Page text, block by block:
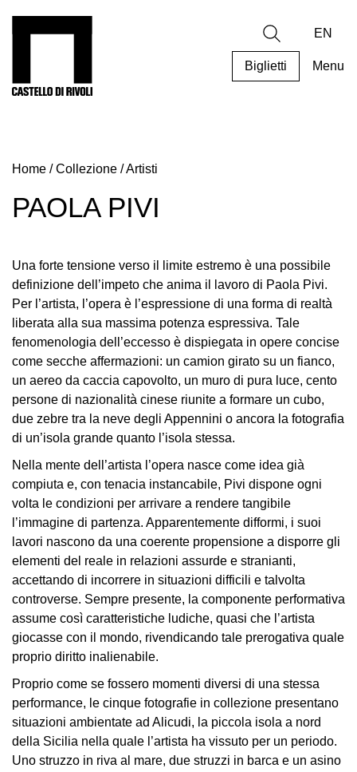
Ricerca EN
Biglietti Menu
Eventi
Archivi
del
Cosmo
Digitale
Collezione
Accessibilità
Educazione
News
Dipartimento
Formazione
Ricerca
Famiglie
Scuole
Visite
guidate
Progetto
School
Progetti
Speciali
Ricerca
Home /Collezione /Artisti
PAOLA PIVI
Una forte tensione verso il limite estremo è una possibile
definizione dell’impeto che anima il lavoro di Paola Pivi.
Per l’artista, l’opera è l’espressione di una forma di realtà
liberata alla sua massima potenza espressiva. Tale
fenomenologia dell’eccesso è dispiegata in opere concise
come secche affermazioni: un camion girato su un fianco,
un aereo da caccia capovolto, un muro di pura luce, cento
persone di nazionalità cinese riunite a formare un cubo,
due zebre tra la neve degli Appennini o ancora la fotografia
di un’isola grande quanto l’isola stessa.
Nella mente dell’artista l’opera nasce come idea già
compiuta e, con tenacia instancabile, Pivi dispone ogni
volta le condizioni per arrivare a rendere tangibile
l’immagine di partenza. Apparentemente difformi, i suoi
lavori nascono da una coerente propensione a disporre gli
elementi del reale in relazioni assurde e stranianti,
accettando di incorrere in situazioni difficili e talvolta
controverse. Sempre presente, la componente performativa
assume così caratteristiche ludiche, quasi che l’artista
giocasse con il mondo, rivendicando tale prerogativa quale
proprio diritto inalienabile.
Proprio come se fossero momenti diversi di una stessa
performance, le cinque fotografie in collezione presentano
situazioni ambientate ad Alicudi, la piccola isola a nord
della Sicilia nella quale l’artista ha vissuto per un periodo.
Uno struzzo in riva al mare, due struzzi in barca e un asino